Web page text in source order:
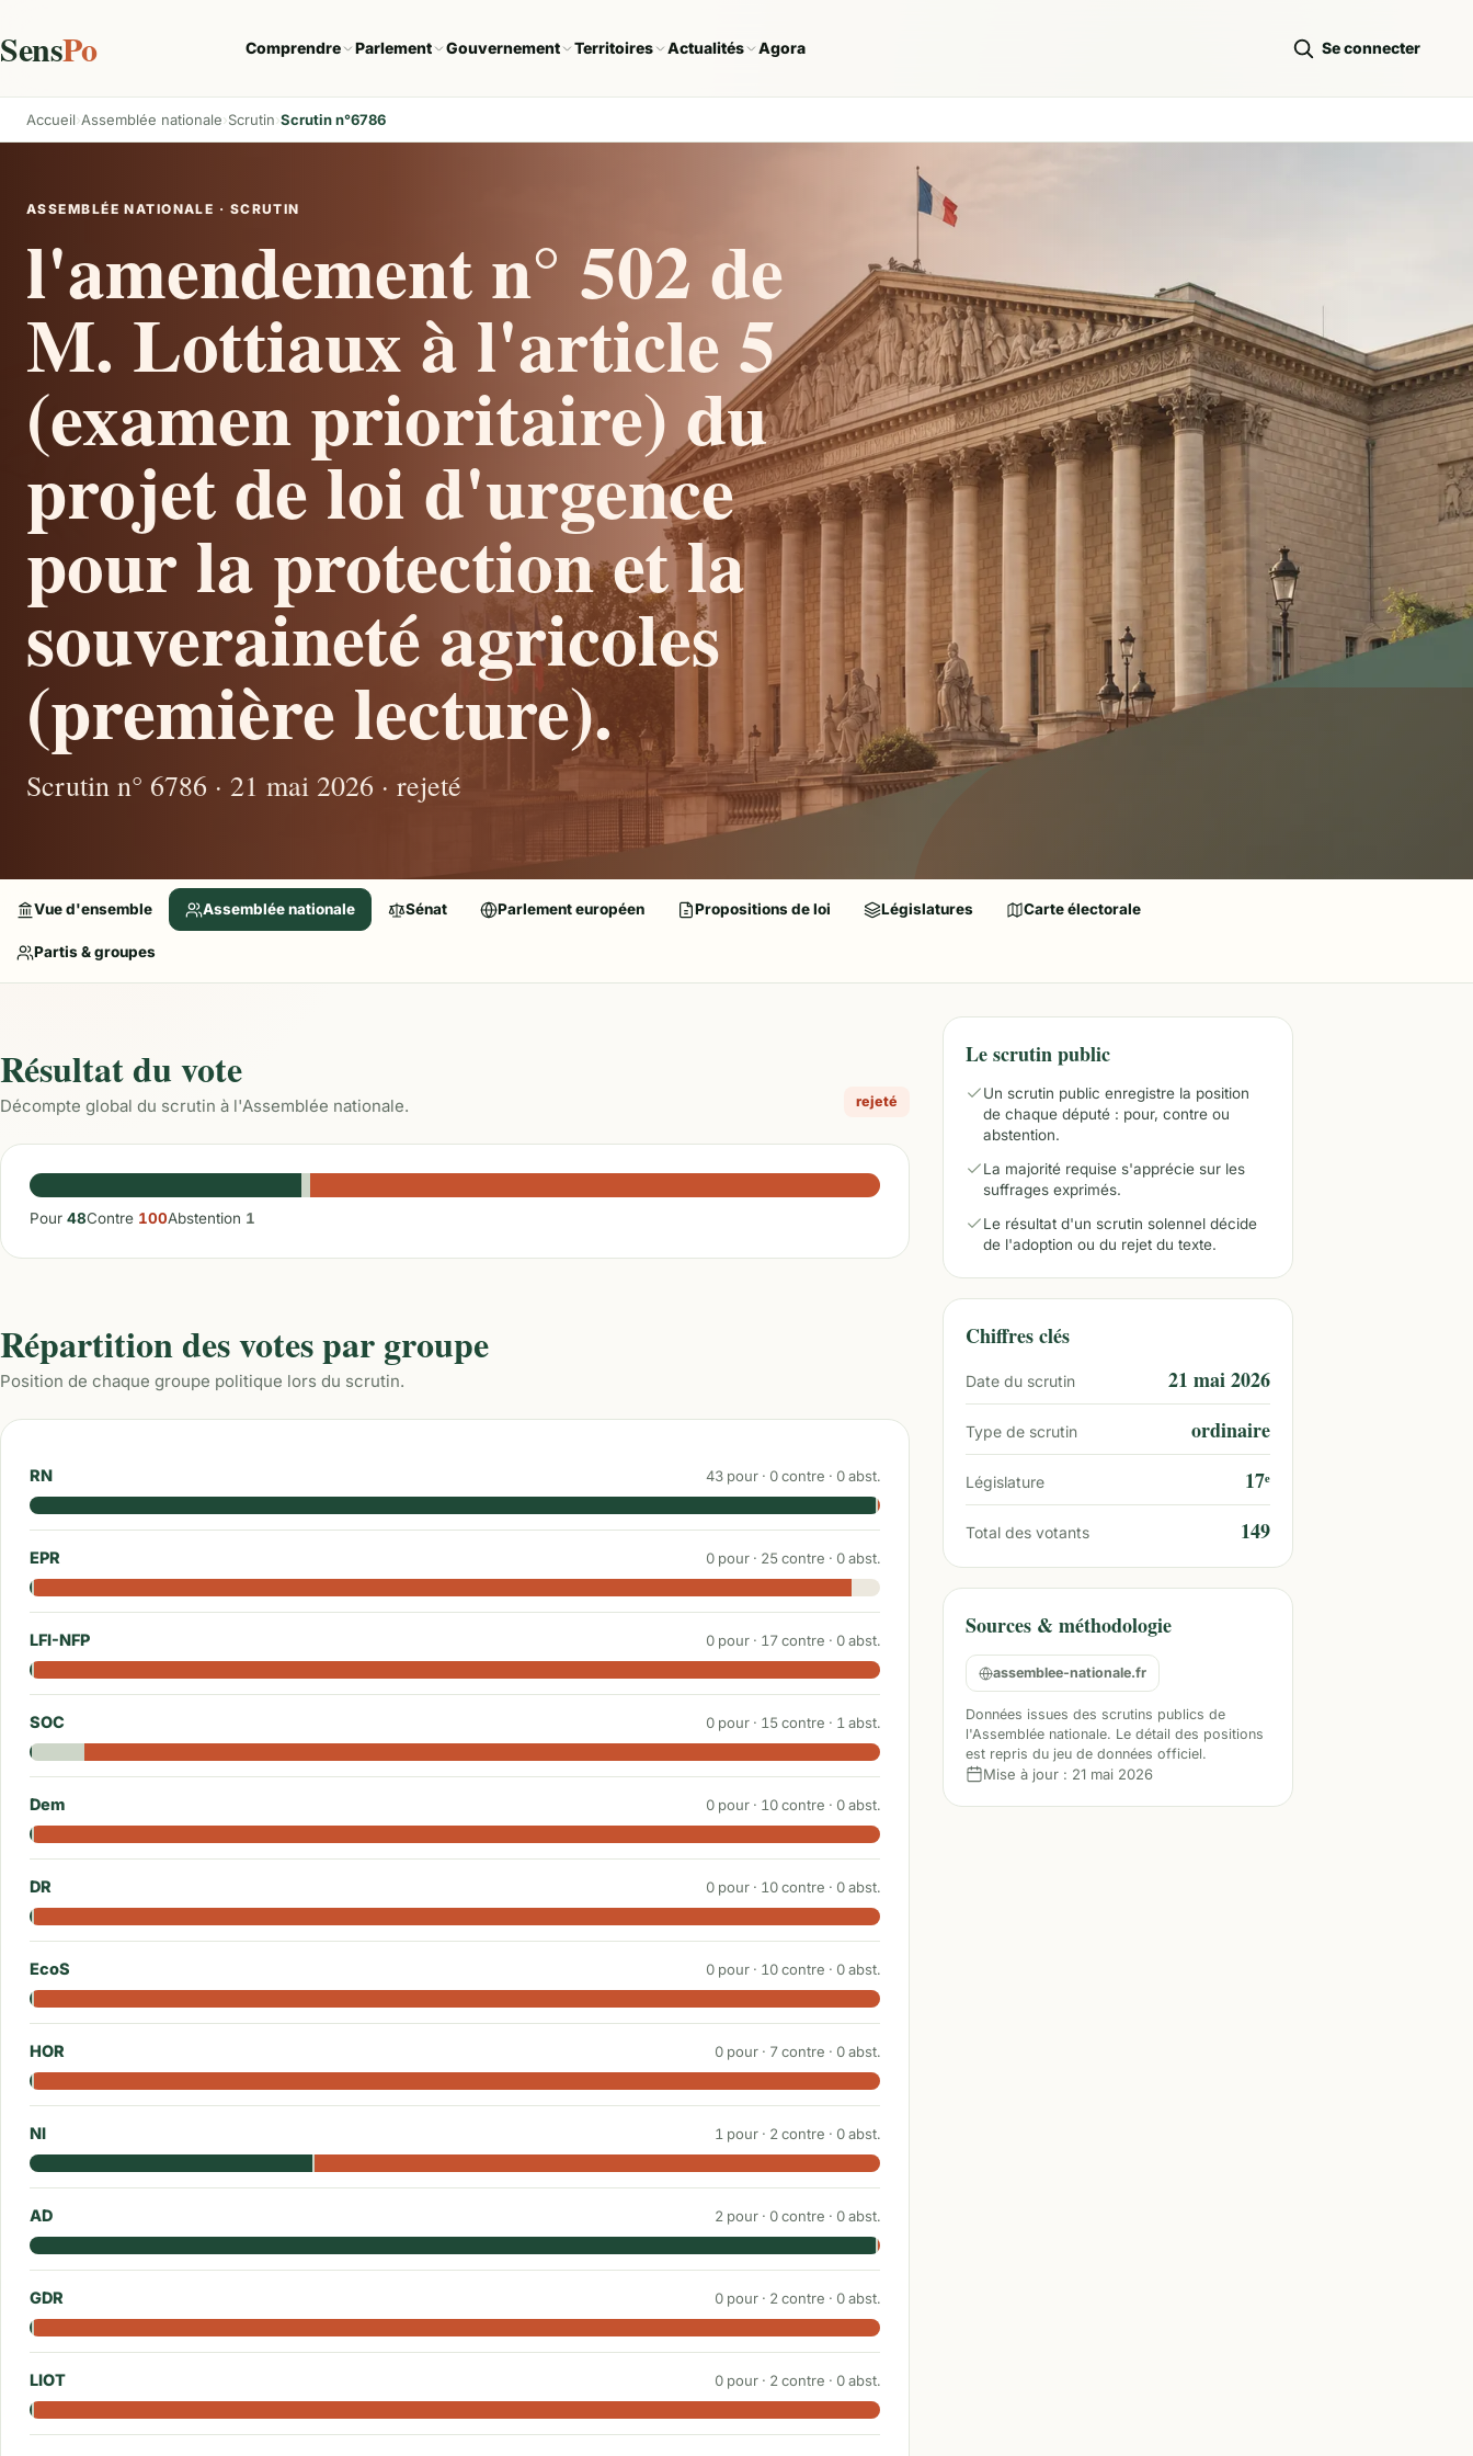
SensPo Comprendre Parlement Gouvernement Territoires Actualités Agora Se connecter
Accueil Assemblée nationale Scrutin Scrutin n°6786
ASSEMBLÉE NATIONALE · SCRUTIN
l'amendement n° 502 de
M. Lottiaux à l'article 5
(examen prioritaire) du
projet de loi d'urgence
pour la protection et la
souveraineté agricoles
(première lecture).
Scrutin n° 6786 · 21 mai 2026 · rejeté
Vue d'ensemble Assemblée nationale Sénat Parlement européen Propositions de loi Législatures Carte électorale
Partis & groupes
Résultat du vote
Décompte global du scrutin à l'Assemblée nationale. rejeté
Pour 48Contre 100Abstention 1
Répartition des votes par groupe
Position de chaque groupe politique lors du scrutin.
RN 43 pour · 0contre · 0abst.
EPR 0 pour · 25contre · 0abst.
LFI-NFP 0 pour · 17contre · 0abst.
SOC 0 pour · 15contre · 1 abst.
Dem 0 pour · 10contre · 0abst.
DR 0 pour · 10contre · 0abst.
EcoS 0 pour · 10contre · 0abst.
HOR 0 pour · 7contre · 0abst.
NI 1 pour · 2 contre · 0abst.
AD 2 pour · 0contre · 0abst.
GDR 0 pour · 2 contre · 0abst.
LIOT 0 pour · 2 contre · 0abst.
Le scrutin public
Un scrutin public enregistre la position
de chaque député : pour, contre ou
abstention.
La majorité requise s'apprécie sur les
suffrages exprimés.
Le résultat d'un scrutin solennel décide
de l'adoption ou du rejet du texte.
Chiffres clés
Date du scrutin 21 mai 2026
Type de scrutin ordinaire
Législature 17ᵉ
Total des votants 149
Sources & méthodologie
assemblee-nationale.fr
Données issues des scrutins publics de
l'Assemblée nationale. Le détail des positions
est repris du jeu de données officiel.
Mise à jour : 21 mai 2026